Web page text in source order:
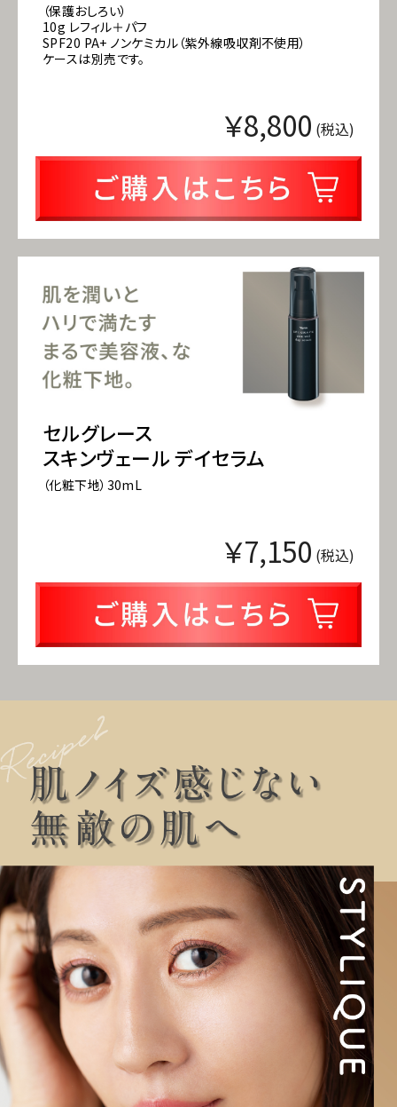
（保護おしろい）
10g レフィル＋パフ
SPF20 PA+ ノンケミカル（紫外線吸収剤不使用）
ケースは別売です。
￥8,800 (税込)
セルグレース
スキンヴェール デイセラム
（化粧下地）30mL
￥7,150 (税込)